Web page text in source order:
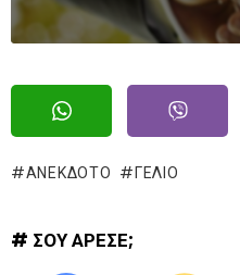
ΑΝΕΚΔΟΤΟ ΓΈΛΙΟ
# ΣΟΥ ΑΡΕΣΕ;